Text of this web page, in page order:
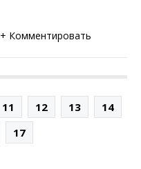
+ Комментировать
11 12 13
14
17